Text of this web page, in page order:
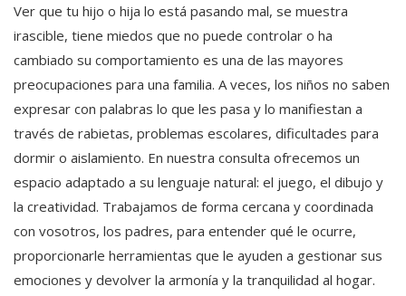
Ver que tu hijo o hija lo está pasando mal, se muestra
irascible, tiene miedos que no puede controlar o ha
cambiado su comportamiento es una de las mayores
preocupaciones para una familia. A veces, los niños no saben
expresar con palabras lo que les pasa y lo manifiestan a
través de rabietas, problemas escolares, dificultades para
dormir o aislamiento. En nuestra consulta ofrecemos un
espacio adaptado a su lenguaje natural: el juego, el dibujo y
la creatividad. Trabajamos de forma cercana y coordinada
con vosotros, los padres, para entender qué le ocurre,
proporcionarle herramientas que le ayuden a gestionar sus
emociones y devolver la armonía y la tranquilidad al hogar.